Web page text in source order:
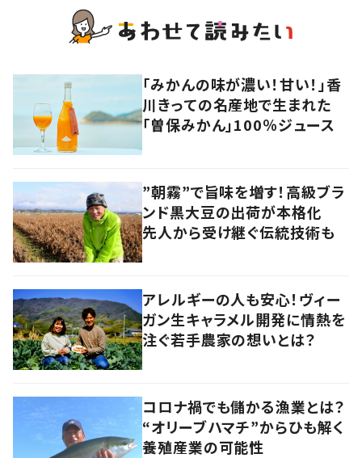
「みかんの味が濃い！甘い！」香
川きっての名産地で生まれた
「曽保みかん」100％ジュース
”朝霧”で旨味を増す！高級ブラ
ンド黒大豆の出荷が本格化
先人から受け継ぐ伝統技術も
アレルギーの人も安心！ヴィー
ガン生キャラメル開発に情熱を
注ぐ若手農家の想いとは？
コロナ禍でも儲かる漁業とは？
“オリーブハマチ”からひも解く
養殖産業の可能性